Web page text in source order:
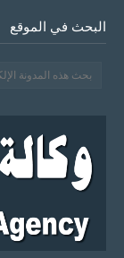
البحث في الموقع